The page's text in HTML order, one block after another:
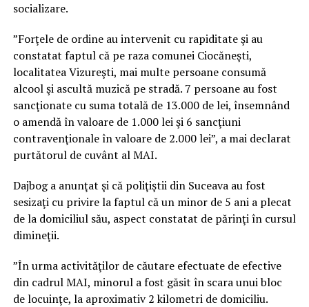
socializare.
”Forţele de ordine au intervenit cu rapiditate şi au
constatat faptul că pe raza comunei Ciocăneşti,
localitatea Vizureşti, mai multe persoane consumă
alcool şi ascultă muzică pe stradă. 7 persoane au fost
sancţionate cu suma totală de 13.000 de lei, însemnând
o amendă în valoare de 1.000 lei şi 6 sancţiuni
contravenţionale în valoare de 2.000 lei”, a mai declarat
purtătorul de cuvânt al MAI.
Dajbog a anunţat şi că poliţiştii din Suceava au fost
sesizaţi cu privire la faptul că un minor de 5 ani a plecat
de la domiciliul său, aspect constatat de părinţi în cursul
dimineţii.
”În urma activităţilor de căutare efectuate de efective
din cadrul MAI, minorul a fost găsit în scara unui bloc
de locuinţe, la aproximativ 2 kilometri de domiciliu.